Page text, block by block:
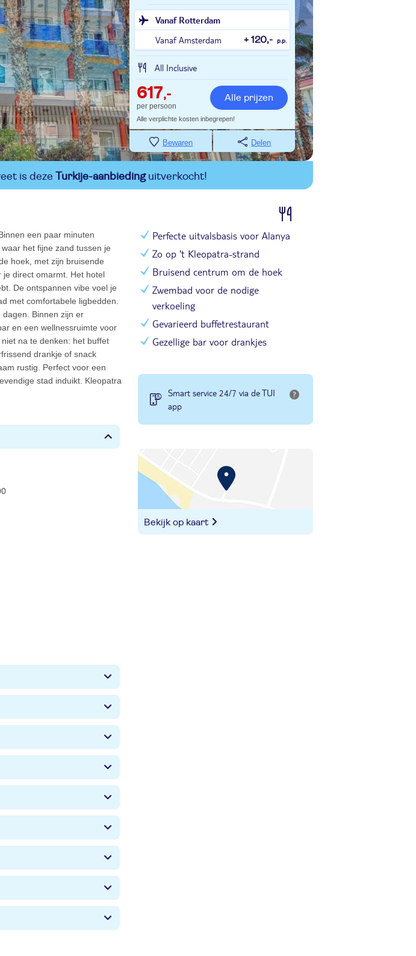
Vanaf Rotterdam
Vanaf Amsterdam
+ 120,- p.p.
All Inclusive
617,-
per persoon
Alle prijzen
Alle verplichte kosten inbegrepen!
Bewaren Delen
is deze Turkije-aanbiedinguitverkocht!
een paar minuten
het fijne zand tussen je
hoek, met zijn bruisende
direct omarmt. Het hotel
De ontspannen vibe voel je
met comfortabele ligbedden.
Binnen zijn er
en een wellnessruimte voor
na te denken: het buffet
drankje of snack
rustig. Perfect voor een
stad induikt. Kleopatra
Perfecte uitvalsbasis voor Alanya
Zo op 't Kleopatra-strand
Bruisend centrum om de hoek
Zwembad voor de nodige
verkoeling
Gevarieerd buffetrestaurant
Gezellige bar voor drankjes
Smart service 24/7 via de TUI
app
Bekijk op kaart